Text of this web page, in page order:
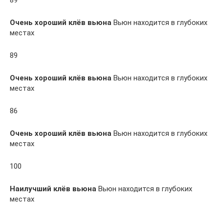
Очень хороший клёв вьюна Вьюн находится в глубоких
местах
89
Очень хороший клёв вьюна Вьюн находится в глубоких
местах
86
Очень хороший клёв вьюна Вьюн находится в глубоких
местах
100
Наилучший клёв вьюна Вьюн находится в глубоких
местах